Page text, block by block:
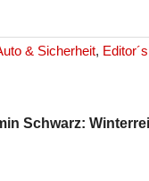
& Sicherheit, Editor´s
Schwarz: